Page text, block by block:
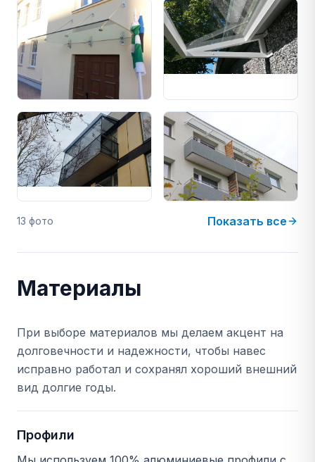
13 фото Показать все
Материалы
При выборе материалов мы делаем акцент на
долговечности и надежности, чтобы навес
исправно работал и сохранял хороший внешний
вид долгие годы.
Профили